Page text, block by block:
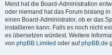
Meist hat die Board-Administration
oder niemand hat das Forum bislang
einen Board-Administrator, ob er das
installieren kann. Falls es noch nicht
es übersetzen würdest. Weitere
von phpBB Limited oder aufphpBB.de